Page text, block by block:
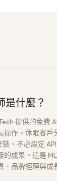
是什麼？
提供的免費
操作。休眠客戶
、不必設定
成果。這是
、品牌經理與成